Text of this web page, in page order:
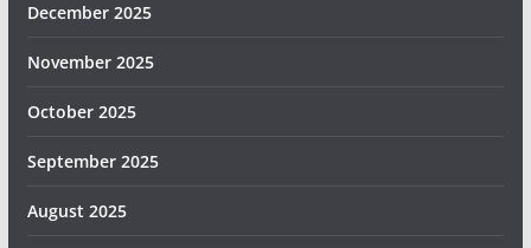
December 2025
November 2025
October 2025
September 2025
August 2025